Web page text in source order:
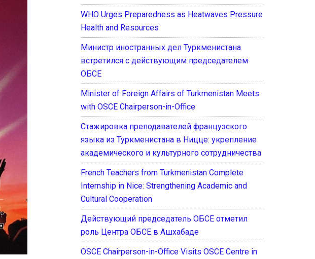
WHO Urges Preparedness as Heatwaves Pressure
Health and Resources
Министр иностранных дел Туркменистана
встретился с действующим председателем
ОБСЕ
Minister of Foreign Affairs of Turkmenistan Meets
with OSCE Chairperson-in-Office
Стажировка преподавателей французского
языка из Туркменистана в Ницце: укрепление
академического и культурного сотрудничества
French Teachers from Turkmenistan Complete
Internship in Nice: Strengthening Academic and
Cultural Cooperation
Действующий председатель ОБСЕ отметил
роль Центра ОБСЕ в Ашхабаде
OSCE Chairperson-in-Office Visits OSCE Centre in